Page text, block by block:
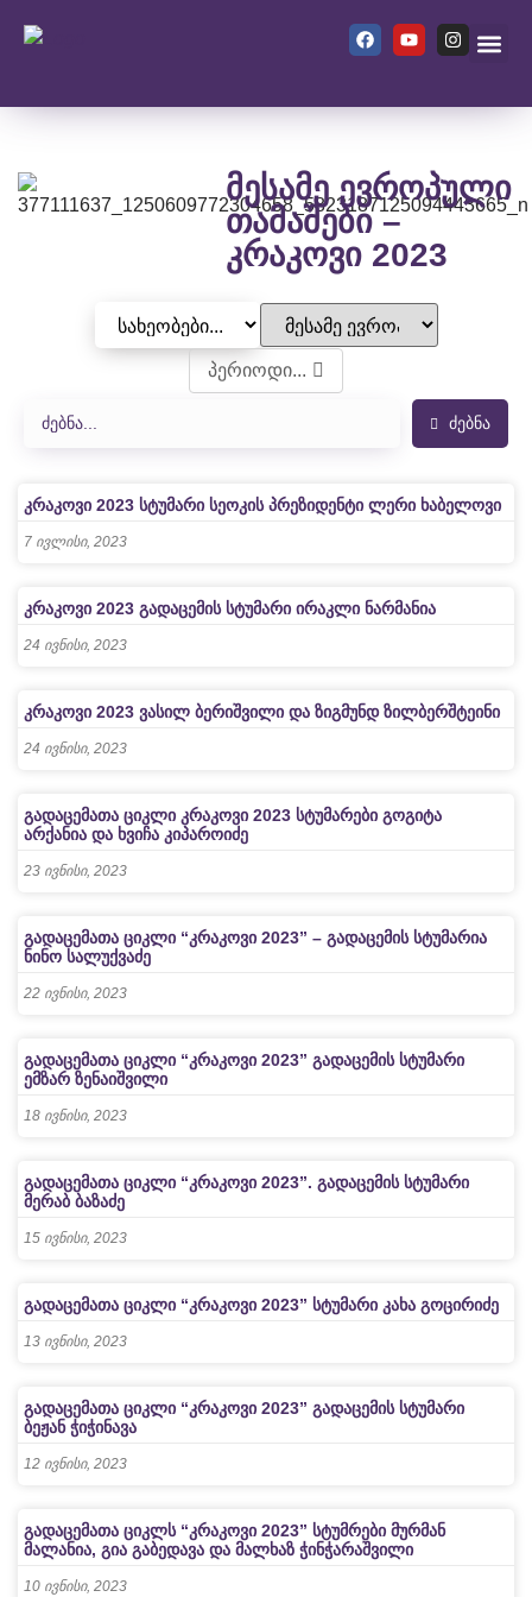
მესამე ევროპული
თამაშები –
კრაკოვი 2023
პერიოდი...
ძებნა
კრაკოვი 2023 სტუმარი სეოკის პრეზიდენტი ლერი ხაბელოვი
7 ივლისი, 2023
კრაკოვი 2023 გადაცემის სტუმარი ირაკლი ნარმანია
24 ივნისი, 2023
კრაკოვი 2023 ვასილ ბერიშვილი და ზიგმუნდ ზილბერშტეინი
24 ივნისი, 2023
გადაცემათა ციკლი კრაკოვი 2023 სტუმარები გოგიტა
არქანია და ხვიჩა კიპაროიძე
23 ივნისი, 2023
გადაცემათა ციკლი “კრაკოვი 2023” – გადაცემის სტუმარია
ნინო სალუქვაძე
22 ივნისი, 2023
გადაცემათა ციკლი “კრაკოვი 2023” გადაცემის სტუმარი
ემზარ ზენაიშვილი
18 ივნისი, 2023
გადაცემათა ციკლი “კრაკოვი 2023”. გადაცემის სტუმარი
მერაბ ბაზაძე
15 ივნისი, 2023
გადაცემათა ციკლი “კრაკოვი 2023” სტუმარი კახა გოცირიძე
13 ივნისი, 2023
გადაცემათა ციკლი “კრაკოვი 2023” გადაცემის სტუმარი
ბეჟან ჭიჭინავა
12 ივნისი, 2023
გადაცემათა ციკლს “კრაკოვი 2023” სტუმრები მურმან
მალანია, გია გაბედავა და მალხაზ ჭინჭარაშვილი
10 ივნისი, 2023